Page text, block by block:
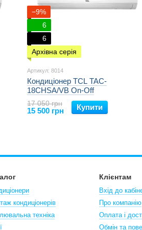
−9%
6
6
Архівна серія
Артикул: 8014
Кондиціонер TCL TAC-
18CHSA/VB On-Off
17 050 грн
15 500 грн Купити
кондиціонерів
техніка
Клієнтам
Вхід до
Про компанію
Оплата і
Обмін та